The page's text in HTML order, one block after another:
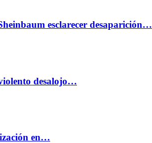
esclarecer desaparición…
desalojo…
en…